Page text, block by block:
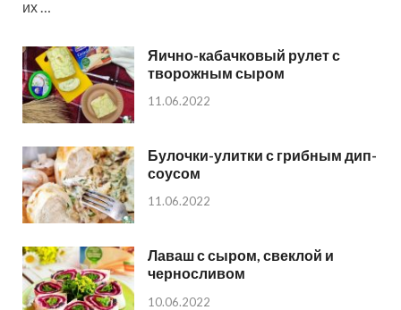
их …
Яично-кабачковый рулет с
творожным сыром
11.06.2022
Булочки-улитки с грибным дип-
соусом
11.06.2022
Лаваш с сыром, свеклой и
черносливом
10.06.2022